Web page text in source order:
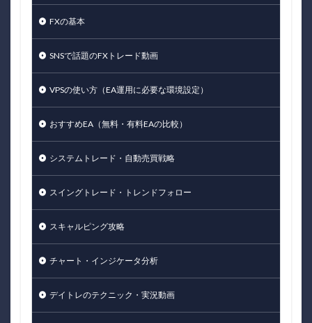
FXの基本
SNSで話題のFXトレード動画
VPSの使い方（EA運用に必要な環境設定）
おすすめEA（無料・有料EAの比較）
システムトレード・自動売買戦略
スイングトレード・トレンドフォロー
スキャルピング攻略
チャート・インジケータ分析
デイトレのテクニック・実況動画